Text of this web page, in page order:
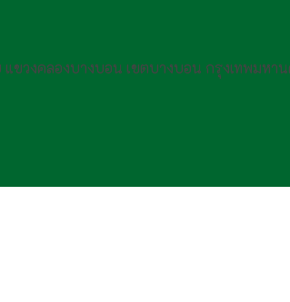
วงคลองบางบอน เขตบางบอน กรุงเทพมหาน